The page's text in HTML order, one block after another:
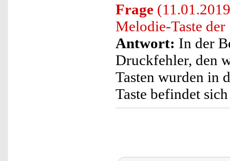
Frage
Melodie-Taste
Antwort: In der
Druckfehler, den
Tasten wurden in
Taste befindet